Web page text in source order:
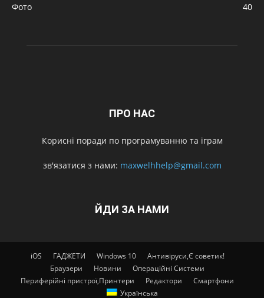
Фото
40
ПРО НАС
Корисні поради по програмуванню та іграм
зв'язатися з нами: maxwelhhelp@gmail.com
ЙДИ ЗА НАМИ
iOS ГАДЖЕТИ Windows 10
Антивіруси,Є советик!
Браузери
Новини
Операційні Системи
Периферійні пристрої,Принтери
Редактори
Смартфони
Українська